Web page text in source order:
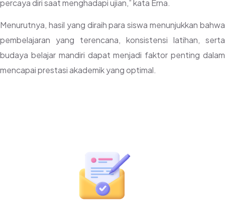
percaya diri saat menghadapi ujian,” kata Erna.
Menurutnya, hasil yang diraih para siswa menunjukkan bahwa
pembelajaran yang terencana, konsistensi latihan, serta
budaya belajar mandiri dapat menjadi faktor penting dalam
mencapai prestasi akademik yang optimal.